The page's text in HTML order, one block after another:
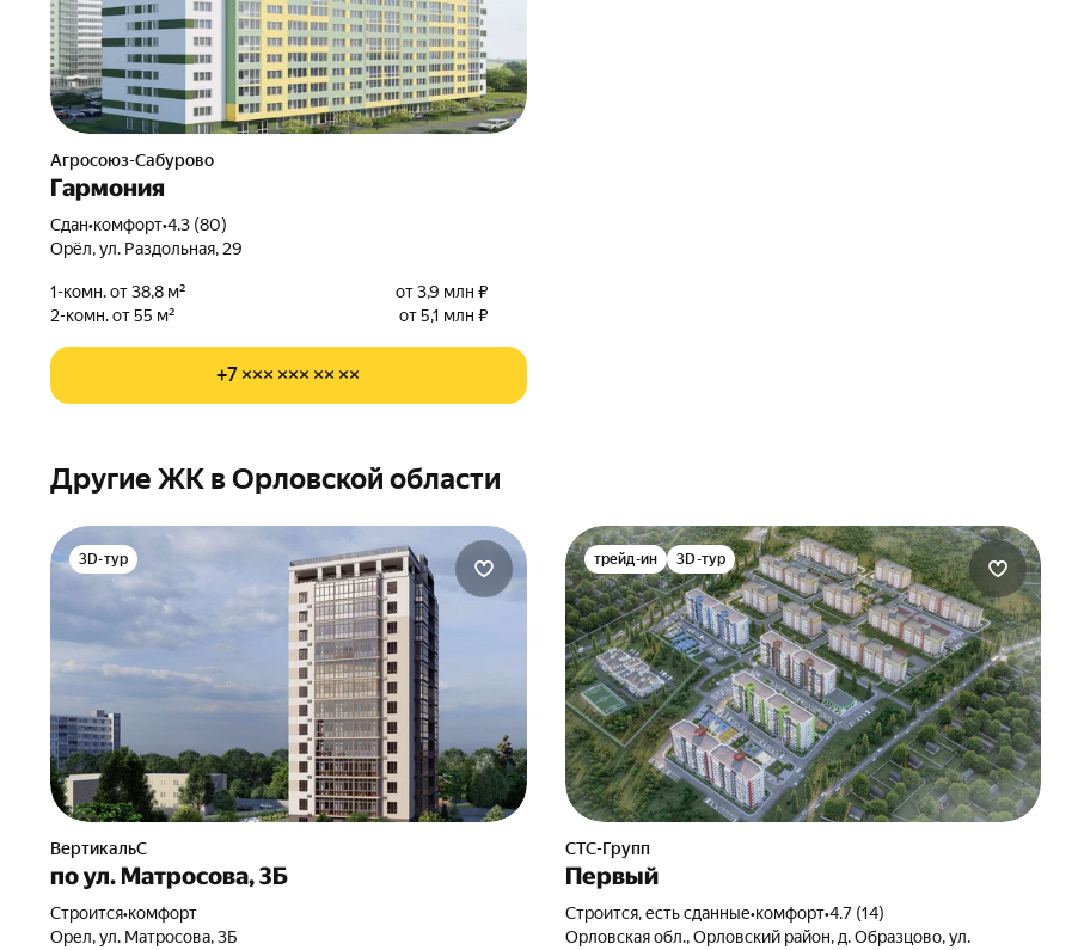
Агросоюз-Сабурово
Гармония
Сдан•комфорт•4.3 (80)
Орёл, ул. Раздольная, 29
1-комн. от 38,8 м²
от 3,9 млн ₽
2-комн. от 55 м²
от 5,1 млн ₽
+7 ××× ××× ×× ××
Другие ЖК в Орловской области
3D-тур
ВертикальС
по ул. Матросова, 3Б
Строится•комфорт
Орел, ул. Матросова, 3Б
трейд-ин 3D-тур
СТС-Групп
Первый
Строится, есть сданные•комфорт•4.7 (14)
Орловская обл., Орловский район, д. Образцово, ул.